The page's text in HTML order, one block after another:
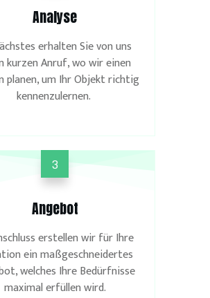
Analyse
erhalten Sie von uns
kurzen Anruf, wo wir einen
planen, um Ihr Objekt richtig
kennenzulernen.
3
Angebot
erstellen wir für Ihre
ein maßgeschneidertes
welches Ihre Bedürfnisse
maximal erfüllen wird.